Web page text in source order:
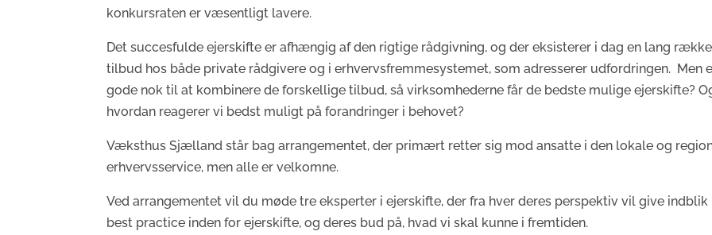
konkursraten er væsentligt lavere.
Det succesfulde ejerskifte er afhængig af den rigtige rådgivning, og der eksisterer i dag en lang række
tilbud hos både private rådgivere og i erhvervsfremmesystemet, som adresserer udfordringen. Men
gode nok til at kombinere de forskellige tilbud, så virksomhederne får de bedste mulige ejerskifte?
hvordan reagerer vi bedst muligt på forandringer i behovet?
Væksthus Sjælland står bag arrangementet, der primært retter sig mod ansatte i den lokale og
erhvervsservice, men alle er velkomne.
Ved arrangementet vil du møde tre eksperter i ejerskifte, der fra hver deres perspektiv vil give indblik
best practice inden for ejerskifte, og deres bud på, hvad vi skal kunne i fremtiden.